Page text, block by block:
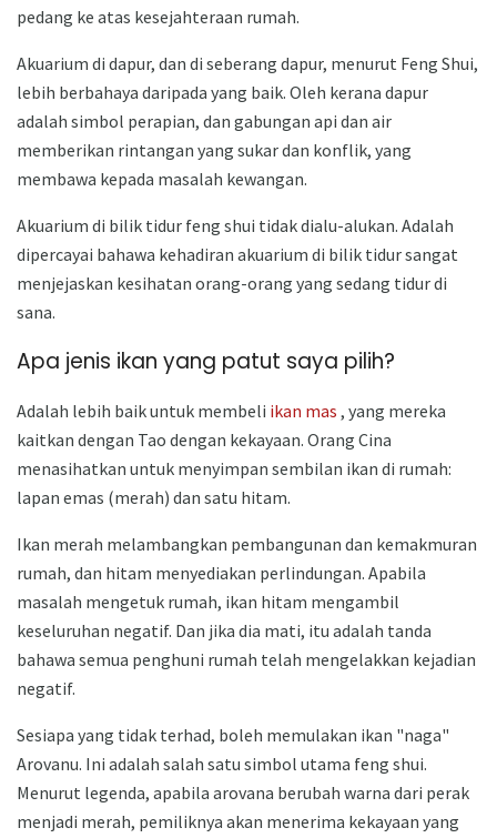
pedang ke atas kesejahteraan rumah.
Akuarium di dapur, dan di seberang dapur, menurut Feng Shui,
lebih berbahaya daripada yang baik. Oleh kerana dapur
adalah simbol perapian, dan gabungan api dan air
memberikan rintangan yang sukar dan konflik, yang
membawa kepada masalah kewangan.
Akuarium di bilik tidur feng shui tidak dialu-alukan. Adalah
dipercayai bahawa kehadiran akuarium di bilik tidur sangat
menjejaskan kesihatan orang-orang yang sedang tidur di
sana.
Apa jenis ikan yang patut saya pilih?
Adalah lebih baik untuk membeli ikan mas , yang mereka
kaitkan dengan Tao dengan kekayaan. Orang Cina
menasihatkan untuk menyimpan sembilan ikan di rumah:
lapan emas (merah) dan satu hitam.
Ikan merah melambangkan pembangunan dan kemakmuran
rumah, dan hitam menyediakan perlindungan. Apabila
masalah mengetuk rumah, ikan hitam mengambil
keseluruhan negatif. Dan jika dia mati, itu adalah tanda
bahawa semua penghuni rumah telah mengelakkan kejadian
negatif.
Sesiapa yang tidak terhad, boleh memulakan ikan "naga"
Arovanu. Ini adalah salah satu simbol utama feng shui.
Menurut legenda, apabila arovana berubah warna dari perak
menjadi merah, pemiliknya akan menerima kekayaan yang